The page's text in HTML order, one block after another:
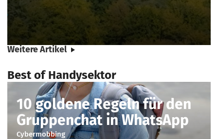
Weitere Artikel
Best of Handysektor
10 goldene Regeln für den
Gruppenchat in WhatsApp
Cybermobbing